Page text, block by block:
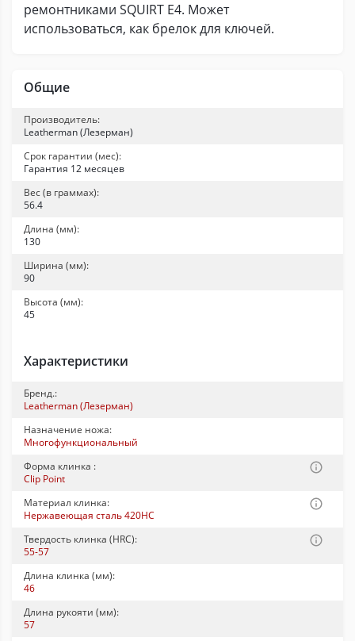
ремонтниками SQUIRT Е4. Может
использоваться, как брелок для ключей.
Общие
Производитель:
Leatherman (Лезерман)
Срок гарантии (мес):
Гарантия 12 месяцев
Вес (в граммах):
56.4
Длина (мм):
130
Ширина (мм):
90
Высота (мм):
45
Характеристики
Бренд.:
Leatherman (Лезерман)
Назначение ножа:
Многофункциональный
Форма клинка :
Clip Point
Материал клинка:
Нержавеющая сталь 420HC
Твердость клинка (HRC):
55-57
Длина клинка (мм):
46
Длина рукояти (мм):
57